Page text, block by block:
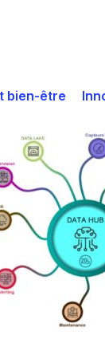
bien-être